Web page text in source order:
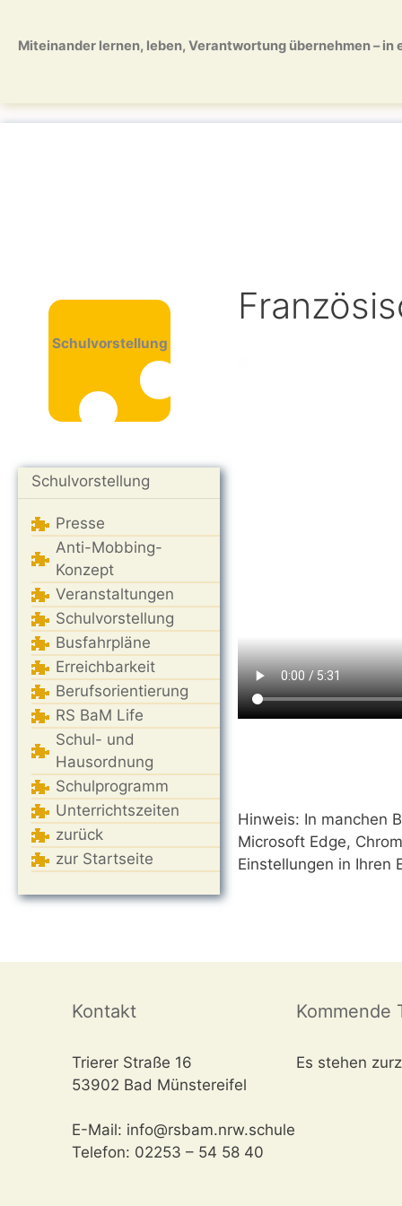
springen
springen
Miteinander lernen, leben, Verantwortung übernehmen – in
Schulvorstellung
Schulvorstellung
Presse
Anti-Mobbing-
Konzept
Veranstaltungen
Schulvorstellung
Busfahrpläne
Erreichbarkeit
Berufsorientierung
RS BaM Life
Schul- und
Hausordnung
Schulprogramm
Unterrichtszeiten
zurück
zur Startseite
Hinweis: In manchen
Microsoft Edge,
Einstellungen in Ihren
Kontakt
Trierer Straße 16
53902 Bad Münstereifel
E-Mail: info@rsbam.nrw.schule
Telefon: 02253 – 54 58 40
Kommende
Es stehen